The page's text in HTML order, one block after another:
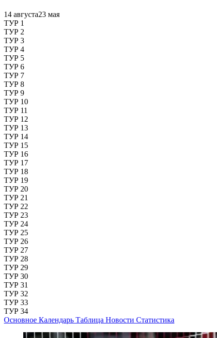
14 августа23 мая
ТУР 1
ТУР 2
ТУР 3
ТУР 4
ТУР 5
ТУР 6
ТУР 7
ТУР 8
ТУР 9
ТУР 10
ТУР 11
ТУР 12
ТУР 13
ТУР 14
ТУР 15
ТУР 16
ТУР 17
ТУР 18
ТУР 19
ТУР 20
ТУР 21
ТУР 22
ТУР 23
ТУР 24
ТУР 25
ТУР 26
ТУР 27
ТУР 28
ТУР 29
ТУР 30
ТУР 31
ТУР 32
ТУР 33
ТУР 34
Основное Календарь Таблица Новости Статистика